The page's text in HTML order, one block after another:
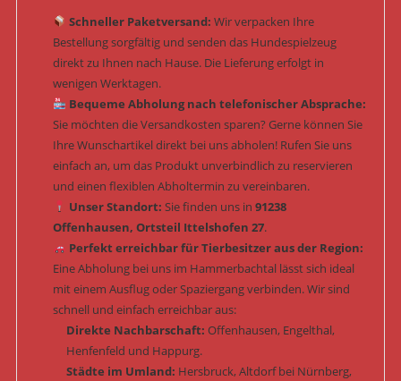
Schneller Paketversand: Wir verpacken Ihre
Bestellung sorgfältig und senden das Hundespielzeug
direkt zu Ihnen nach Hause. Die Lieferung erfolgt in
wenigen Werktagen.
Bequeme Abholung nach telefonischer Absprache:
Sie möchten die Versandkosten sparen? Gerne können Sie
Ihre Wunschartikel direkt bei uns abholen! Rufen Sie uns
einfach an, um das Produkt unverbindlich zu reservieren
und einen flexiblen Abholtermin zu vereinbaren.
Unser Standort: Sie finden uns in 91238
Offenhausen, Ortsteil Ittelshofen 27.
Perfekt erreichbar für Tierbesitzer aus der Region:
Eine Abholung bei uns im Hammerbachtal lässt sich ideal
mit einem Ausflug oder Spaziergang verbinden. Wir sind
schnell und einfach erreichbar aus:
Direkte Nachbarschaft: Offenhausen, Engelthal,
Henfenfeld und Happurg.
Städte im Umland: Hersbruck, Altdorf bei Nürnberg,